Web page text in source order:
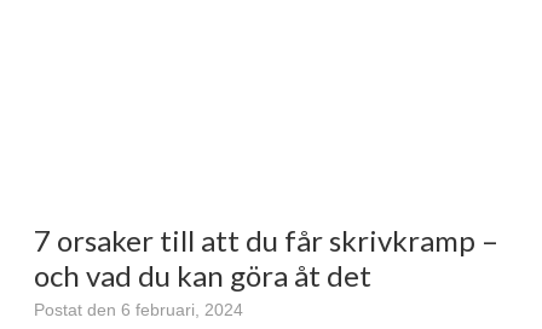
7 orsaker till att du får skrivkramp –
och vad du kan göra åt det
Postat den 6 februari, 2024